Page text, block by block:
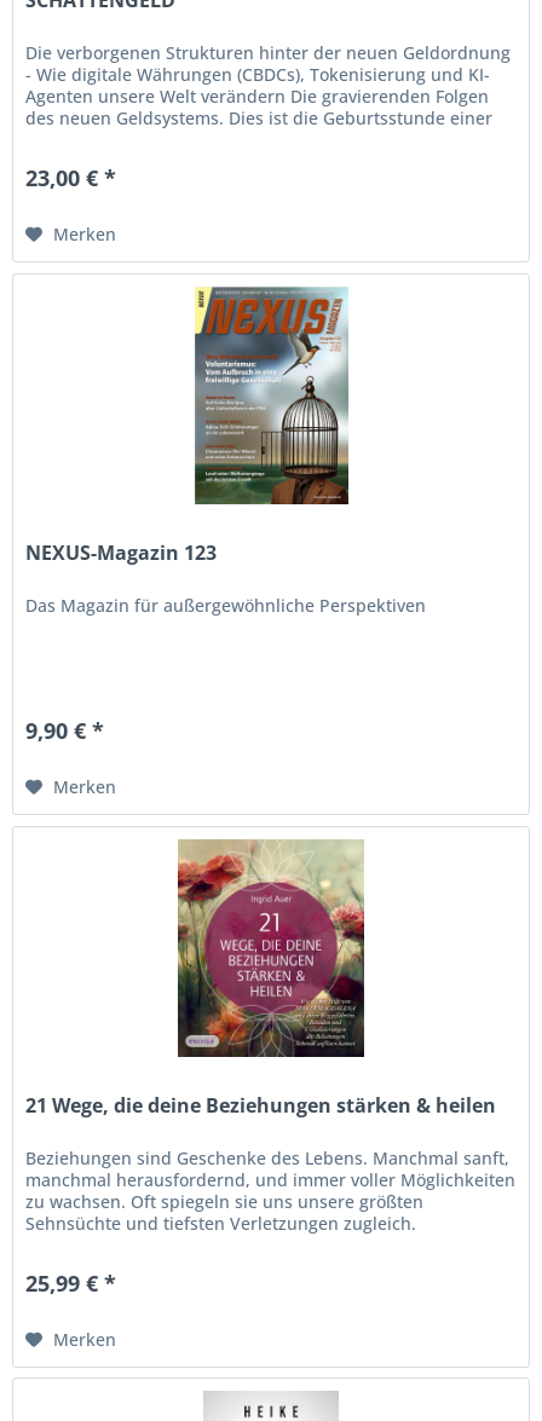
Die verborgenen Strukturen hinter der neuen Geldordnung
- Wie digitale Währungen (CBDCs), Tokenisierung und KI-
Agenten unsere Welt verändern Die gravierenden Folgen
des neuen Geldsystems. Dies ist die Geburtsstunde einer
23,00 € *
Merken
NEXUS-Magazin 123
Das Magazin für außergewöhnliche Perspektiven
9,90 € *
Merken
21 Wege, die deine Beziehungen stärken & heilen
Beziehungen sind Geschenke des Lebens. Manchmal sanft,
manchmal herausfordernd, und immer voller Möglichkeiten
zu wachsen. Oft spiegeln sie uns unsere größten
Sehnsüchte und tiefsten Verletzungen zugleich.
25,99 € *
Merken